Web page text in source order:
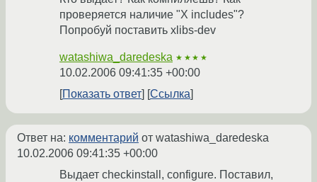
проверяется наличие "X includes"?
Попробуй поставить xlibs-dev
watashiwa_daredeska ★★★★
10.02.2006 09:41:35 +00:00
Показать ответ
Ссылка
Ответ на: комментарий от watashiwa_daredeska
10.02.2006 09:41:35 +00:00
Выдает checkinstall, configure. Поставил,